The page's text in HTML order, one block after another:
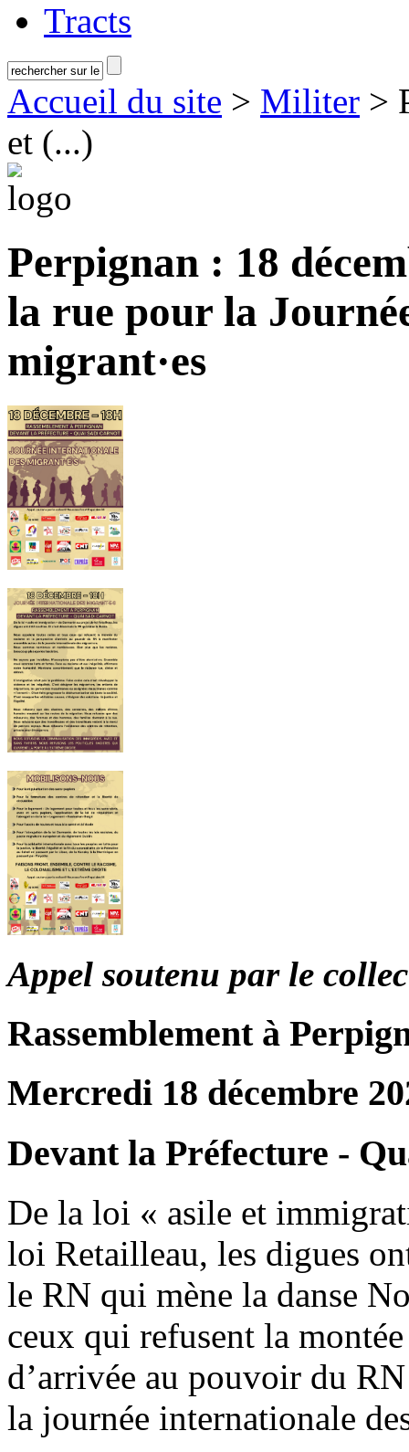
Tracts
Accueil du site > Militer >
et (...)
Perpignan : 18
la rue pour la
migrant·es
Appel soutenu par le
Rassemblement à
Mercredi 18 décembre
Devant la Préfecture -
De la loi « asile et
loi Retailleau, les digues
le RN qui mène la danse
ceux qui refusent la
d’arrivée au pouvoir du
la journée internationale